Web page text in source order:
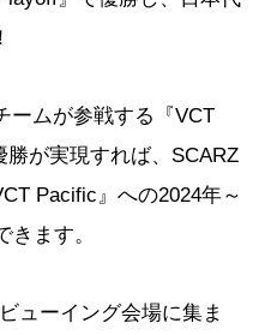
ームが参戦する『VCT
が実現すれば、SCARZ
Pacific』への2024年～
ます。
ューイング会場に集ま